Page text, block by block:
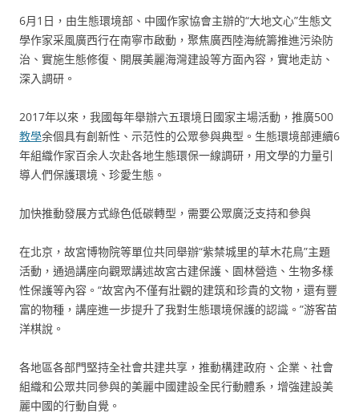
6月1日，由生態環境部、中國作家協會主辦的“大地文心”生態文
學作家采風廣西行在南寧市啟動，聚焦廣西陸海統籌推進污染防
治、實施生態修復、開展美麗海灣建設等方面內容，實地走訪、
深入調研。
2017年以來，我國每年舉辦六五環境日國家主場活動，推廣500
教學余個具有創新性、示范性的公眾參與典型。生態環境部連續6
年組織作家百余人次赴各地生態環保一線調研，用文學的力量引
導人們保護環境、珍愛生態。
加快推動發展方式綠色低碳轉型，需要公眾廣泛支持和參與
在北京，故宮博物院等單位共同舉辦“紫禁城里的草木花鳥”主題
活動，通過講座向觀眾講述故宮古建保護、園林營造、生物多樣
性保護等內容。“故宮內不僅有壯觀的建筑和珍貴的文物，還有豐
富的物種，講座進一步提升了我對生態環境保護的認識。”游客苗
洋棋說。
各地區各部門堅持全社會共建共享，推動構建政府、企業、社會
組織和公眾共同參與的美麗中國建設全民行動體系，增強建設美
麗中國的行動自覺。